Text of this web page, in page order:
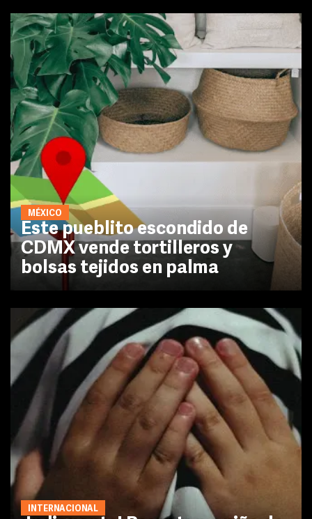
MÉXICO
Este pueblito escondido de
CDMX vende tortilleros y
bolsas tejidos en palma
INTERNACIONAL